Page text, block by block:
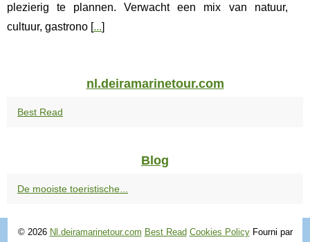
plezierig te plannen. Verwacht een mix van natuur,
cultuur, gastrono [...]
nl.deiramarinetour.com
Best Read
Blog
De mooiste toeristische...
© 2026 Nl.deiramarinetour.com Best Read Cookies PolicyFourni par